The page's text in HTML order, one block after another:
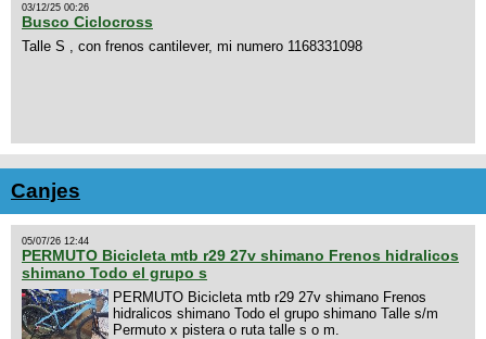
03/12/25 00:26
Busco Ciclocross
Talle S , con frenos cantilever, mi numero 1168331098
Canjes
05/07/26 12:44
PERMUTO Bicicleta mtb r29 27v shimano Frenos hidralicos
shimano Todo el grupo s
PERMUTO Bicicleta mtb r29 27v shimano Frenos
hidralicos shimano Todo el grupo shimano Talle s/m
Permuto x pistera o ruta talle s o m.